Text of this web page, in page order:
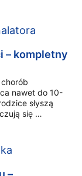
– kompletny
nawet do 10-
słyszą
się …